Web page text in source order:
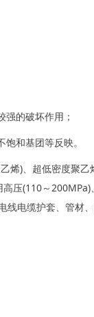
的破坏作用；
和基团等反映。
烯)、超低密度聚
压(110～
电缆护套、管材